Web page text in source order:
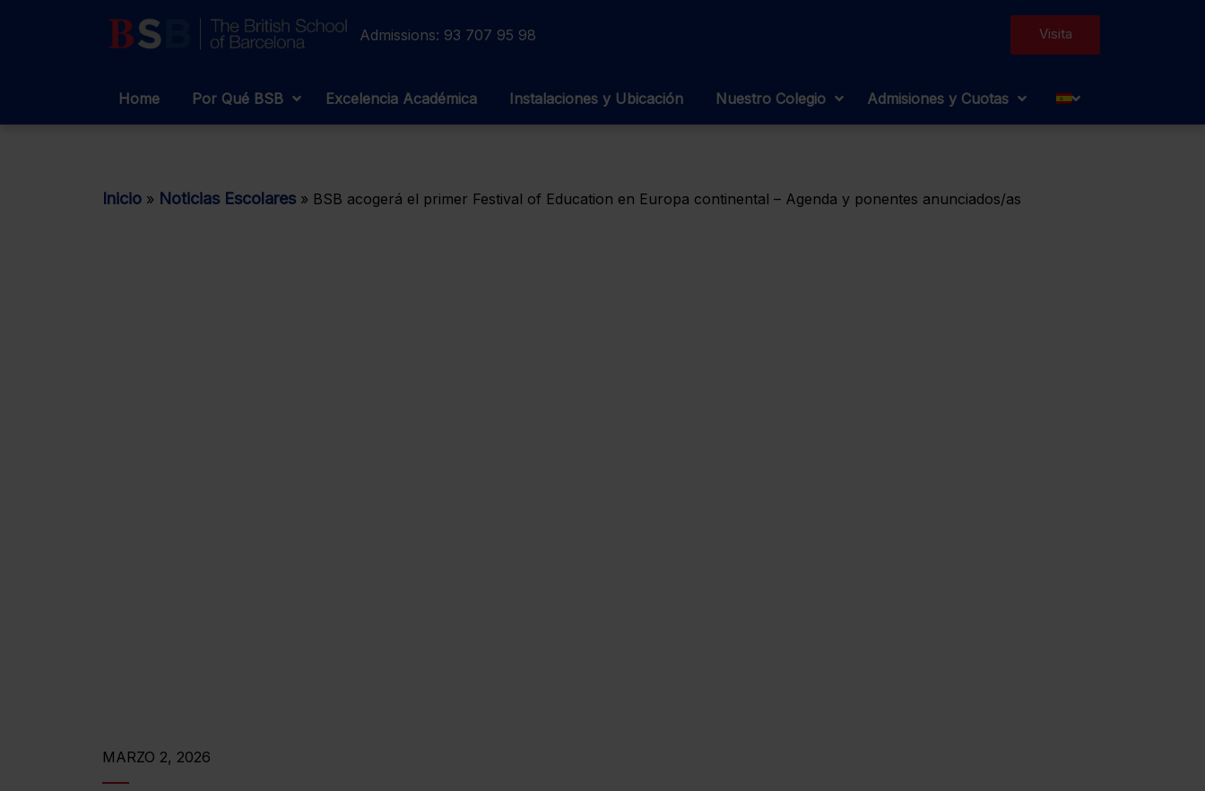
Admissions: 93 707 95 98 Visita
Home Por Qué BSB Excelencia Académica Instalaciones y Ubicación Nuestro Colegio Admisiones y Cuotas
Inicio » Noticias Escolares » BSB acogerá el primer Festival of Education en Europa continental – Agenda y ponentes anunciados/as
MARZO 2, 2026